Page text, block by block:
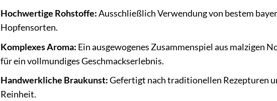
Hochwertige Rohstoffe:Ausschließlich Verwendung von bestem
Hopfensorten.
Komplexes Aroma: Ein ausgewogenes Zusammenspiel aus malzigen
für ein vollmundiges Geschmackserlebnis.
Handwerkliche Braukunst:Gefertigt nach traditionellen Rezepturen
Reinheit.